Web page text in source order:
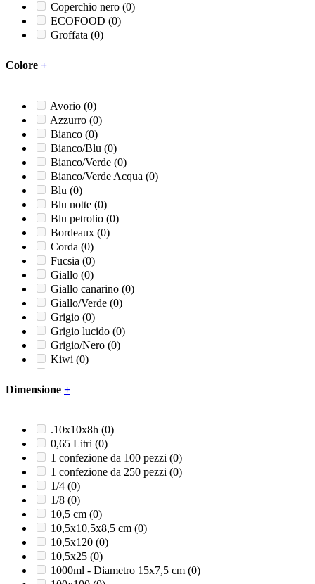
Coperchio nero (0)
ECOFOOD (0)
Groffata (0)
Sapone liquido
Sapone schiuma
Unite(0)
Colore +
Avorio (0)
Azzurro (0)
Bianco (0)
Bianco/Blu (0)
Bianco/Verde (0)
Bianco/Verde Acqua (0)
Blu (0)
Blu notte (0)
Blu petrolio (0)
Bordeaux (0)
Corda (0)
Fucsia (0)
Giallo (0)
Giallo canarino (0)
Giallo/Verde (0)
Grigio (0)
Grigio lucido (0)
Grigio/Nero (0)
Kiwi (0)
Marrone
Nero opaco(0)
Panna(0)
Rosa confetto(0)
Rosso(0)
Rosso/Grigio/Nero
Rosso/Nero
Satinato (0)
Trasparente(0)
Turchese (0)
Verde(0)
Verde acqua(0)
Dimensione +
.10x10x8h (0)
0,65 Litri (0)
1 confezione da 100 pezzi (0)
1 confezione da 250 pezzi (0)
1/4 (0)
1/8 (0)
10,5 cm (0)
10,5x10,5x8,5 cm (0)
10,5x120 (0)
10,5x25 (0)
1000ml - Diametro 15x7,5 cm (0)